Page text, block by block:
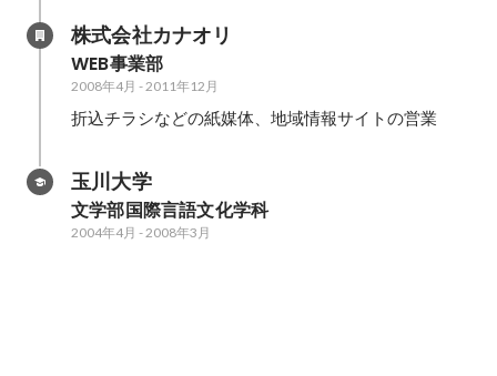
株式会社カナオリ
WEB事業部
2008年4月 -2011年12月
折込チラシなどの紙媒体、地域情報サイトの営業
玉川大学
文学部国際言語文化学科
2004年4月 -2008年3月